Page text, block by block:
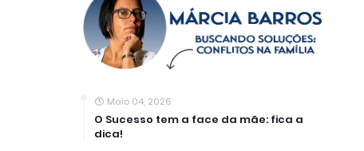
Maio 04, 2026
O Sucesso tem a face da mãe: fica a
dica!